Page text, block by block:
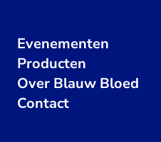
Evenementen
Producten
Over Blauw Bloed
Contact